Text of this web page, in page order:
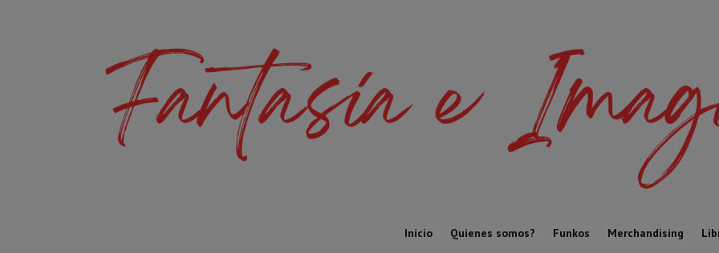
Inicio Quienes somos? Funkos Merchandising